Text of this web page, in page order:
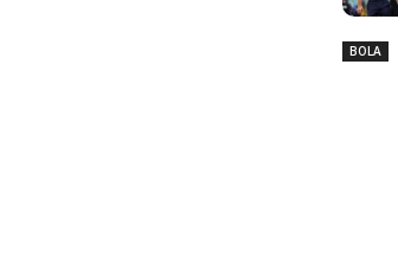
BOLA